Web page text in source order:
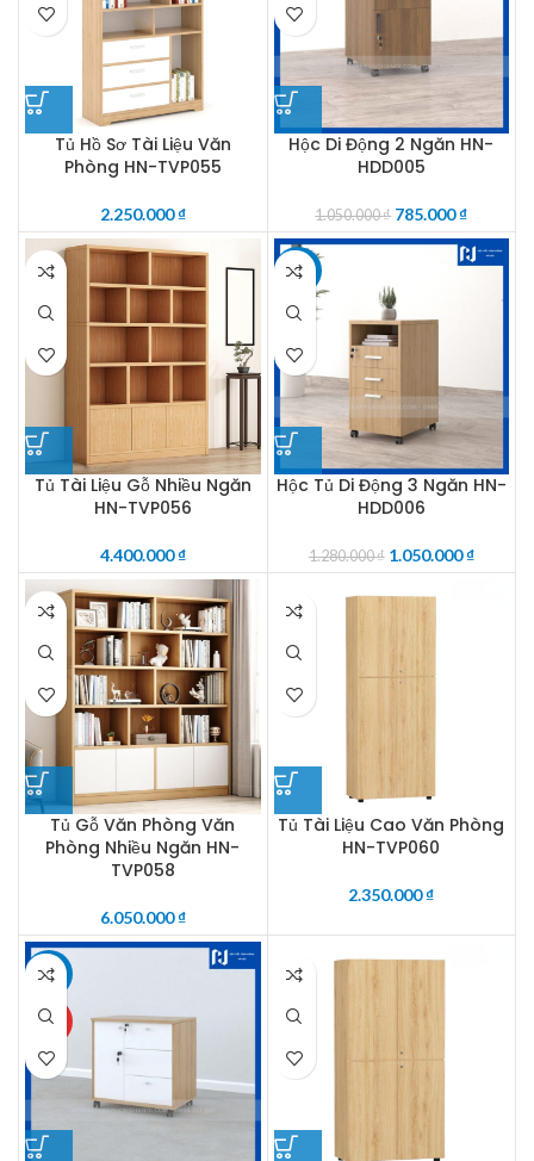
Tủ Hồ Sơ Tài Liệu Văn
Phòng HN-TVP055
2.250.000₫
Hộc Di Động 2 Ngăn HN-
HDD005
1.050.000₫ 785.000₫
Tủ Tài Liệu Gỗ Nhiều Ngăn
HN-TVP056
4.400.000₫
-18%
Hộc Tủ Di Động 3 Ngăn HN-
HDD006
1.280.000₫ 1.050.000₫
Tủ Gỗ Văn Phòng Văn
Phòng Nhiều Ngăn HN-
TVP058
6.050.000₫
Tủ Tài Liệu Cao Văn Phòng
HN-TVP060
2.350.000₫
-14%
HOT